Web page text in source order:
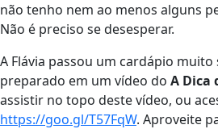
não tenho nem ao menos alguns
Não é preciso se desesperar.
A Flávia passou um cardápio muito
preparado em um vídeo do A Dica
assistir no topo deste vídeo, ou
https://goo.gl/T57FqW. Aproveite